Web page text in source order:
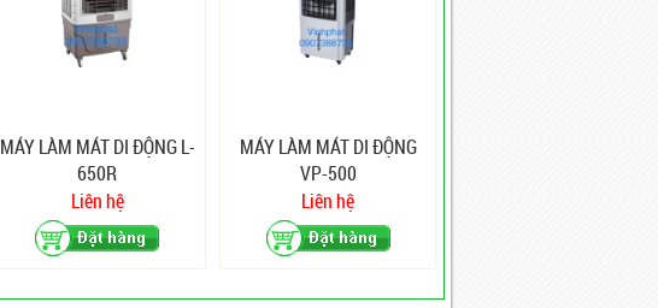
MÁY LÀM MÁT DI ĐỘNG L-
650R
Liên hệ
MÁY LÀM MÁT DI ĐỘNG
VP-500
Liên hệ